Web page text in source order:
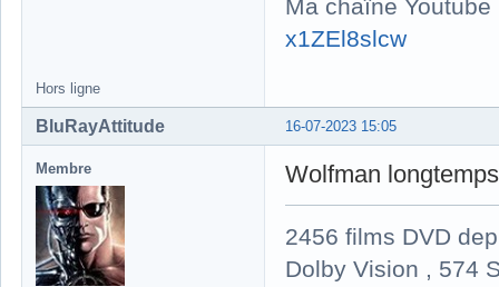
Ma chaîne
x1ZEl8slcw
Hors ligne
16-07-2023 15:05
BluRayAttitude
Membre Wolfman
2456 films DVD
Dolby Vision , 574